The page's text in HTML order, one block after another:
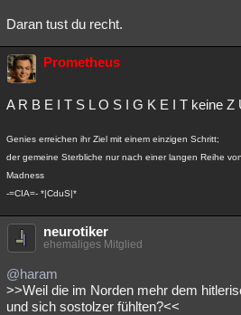
Daran tust du recht.
Prometheus
A R B E I T S L O S I G K E I T keine Z
Genies erreichen ihr Ziel mit einem einzigen Schritt;
der gemeine Sterbliche nur nach einer langen Reihe
Madness
-=CIA=- *|CduS|*
neurotiker
ehemaliges Mitglied
@haram
>>Weil die im Norden mehr dem
und sich sostolzer fühlten?<<